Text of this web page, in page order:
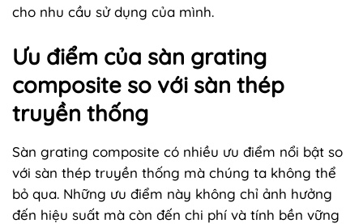
cho nhu cầu sử dụng của mình.
Ưu điểm của sàn grating
composite so với sàn thép
truyền thống
Sàn grating composite có nhiều ưu điểm nổi bật so
với sàn thép truyền thống mà chúng ta không thể
bỏ qua. Những ưu điểm này không chỉ ảnh hưởng
đến hiệu suất mà còn đến chi phí và tính bền vững